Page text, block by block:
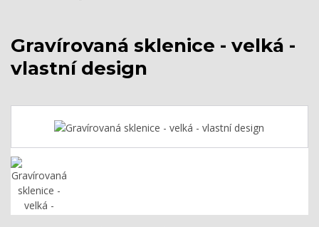
Gravírovaná sklenice - velká -
vlastní design